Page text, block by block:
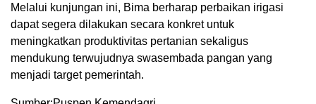
Melalui kunjungan ini, Bima berharap perbaikan irigasi
dapat segera dilakukan secara konkret untuk
meningkatkan produktivitas pertanian sekaligus
mendukung terwujudnya swasembada pangan yang
menjadi target pemerintah.